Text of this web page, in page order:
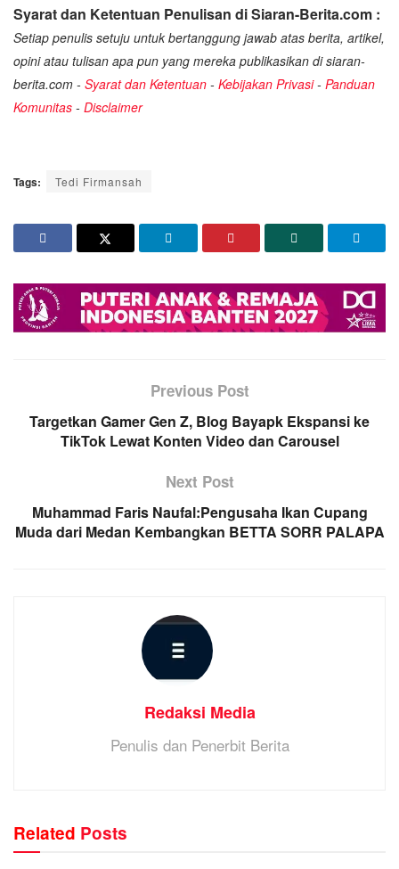
Syarat dan Ketentuan Penulisan di Siaran-Berita.com :
Setiap penulis setuju untuk bertanggung jawab atas berita, artikel,
opini atau tulisan apa pun yang mereka publikasikan di siaran-
berita.com - Syarat dan Ketentuan - Kebijakan Privasi- Panduan
Komunitas - Disclaimer
Tags: Tedi Firmansah
Previous Post
Targetkan Gamer Gen Z, Blog Bayapk Ekspansi ke
TikTok Lewat Konten Video dan Carousel
Next Post
Muhammad Faris Naufal:Pengusaha Ikan Cupang
Muda dari Medan Kembangkan BETTA SORR PALAPA
Redaksi Media
Penulis dan Penerbit Berita
Related Posts